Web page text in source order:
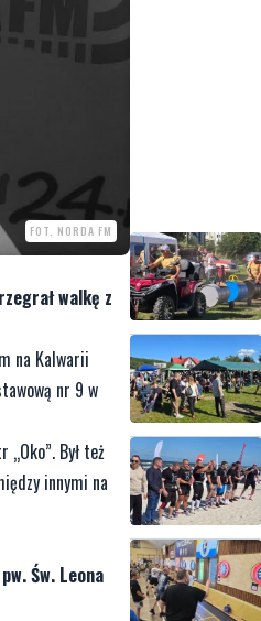
FOT. NORDA FM
walkę z
na Kalwarii
nr 9 w
Był też
innymi na
Św. Leona